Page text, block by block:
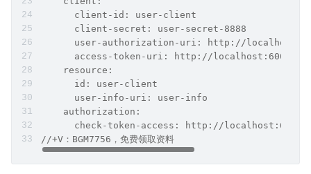
      client-id: user-client
      client-secret: user-secret-8888
user-authorization-uri: http://
access-token-uri: http://localhost:6001/
    resource:
      id: user-client
      user-info-uri: user-info
    authorization:
check-token-access: http://
//+V：BGM7756，免费领取资料